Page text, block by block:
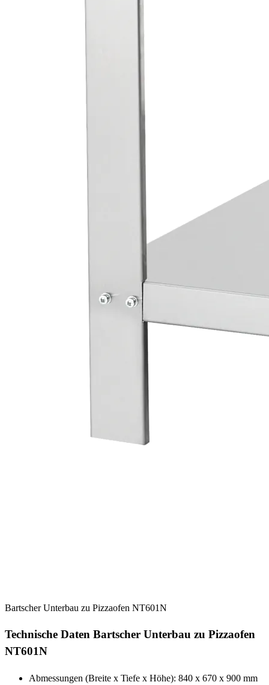
Bartscher Unterbau zu Pizzaofen NT601N
Technische Daten Bartscher Unterbau zu Pizzaofen
NT601N
Abmessungen (Breite x Tiefe x Höhe): 840 x 670 x 900 mm